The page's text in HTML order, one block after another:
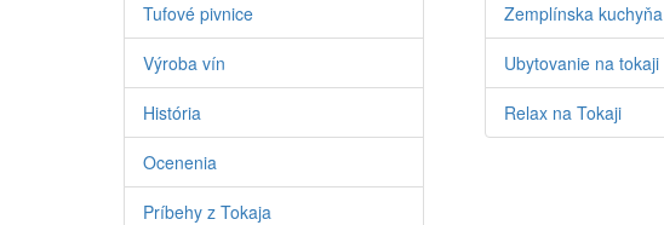
Tufové pivnice
Výroba vín
História
Ocenenia
Príbehy z Tokaja
Zemplínska kuchyňa
Ubytovanie na tokaji
Relax na Tokaji